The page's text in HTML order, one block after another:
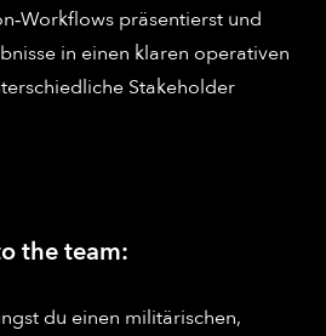
präsentierst und
in einen klaren operativen
Stakeholder
the team:
du einen militärischen,